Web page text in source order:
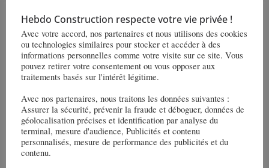
moderne et de vastes halls lumineux remplaçant
les passages existants. Il maintiendra également le
Madison Square Garden à son emplacement actuel
avec les améliorations prévues de son apparence
extérieure et la suppression du théâtre Infosys
Huitième Avenue.
Les travaux de pré-développement devraient
débuter en juin 2026 et cette phase devrait être
achevée vers la fin de 2027.
Hebdo Construction respecte votre vie privée !
Avec votre accord, nos partenaires et nous utilisons des cookies
ou technologies similaires pour stocker et accéder à des
informations personnelles comme votre visite sur ce site. Vous
pouvez retirer votre consentement ou vous opposer aux
traitements basés sur l'intérêt légitime.
Avec nos partenaires, nous traitons les données suivantes :
Assurer la sécurité, prévenir la fraude et déboguer, données de
géolocalisation précises et identification par analyse du
terminal, mesure d'audience, Publicités et contenu
personnalisés, mesure de performance des publicités et du
contenu.